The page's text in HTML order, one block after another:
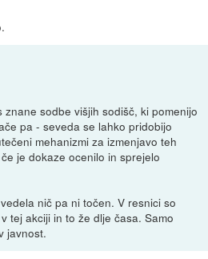
sodbe višjih sodišč, ki pomenijo
pa - seveda se lahko pridobijo
mehanizmi za izmenjavo teh
je dokaze ocenilo in sprejelo
nič pa ni točen. V resnici so
tej akciji in to že dlje časa. Samo
javnost.